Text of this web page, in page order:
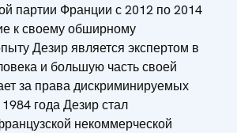
партии Франции с 2012 по 2014
к своему обширному
Дезир является экспертом в
и большую часть своей
за права дискриминируемых
года Дезир стал
некоммерческой